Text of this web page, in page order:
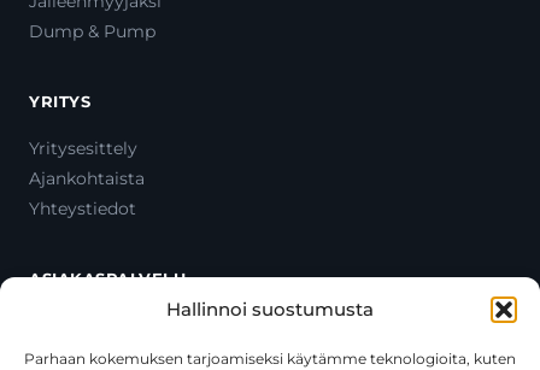
Hallinnoi suostumusta
Parhaan kokemuksen tarjoamiseksi käytämme teknologioita, kuten
Dump & Pump
YRITYS
Yritysesittely
Ajankohtaista
Yhteystiedot
ASIAKASPALVELU
Oma tili